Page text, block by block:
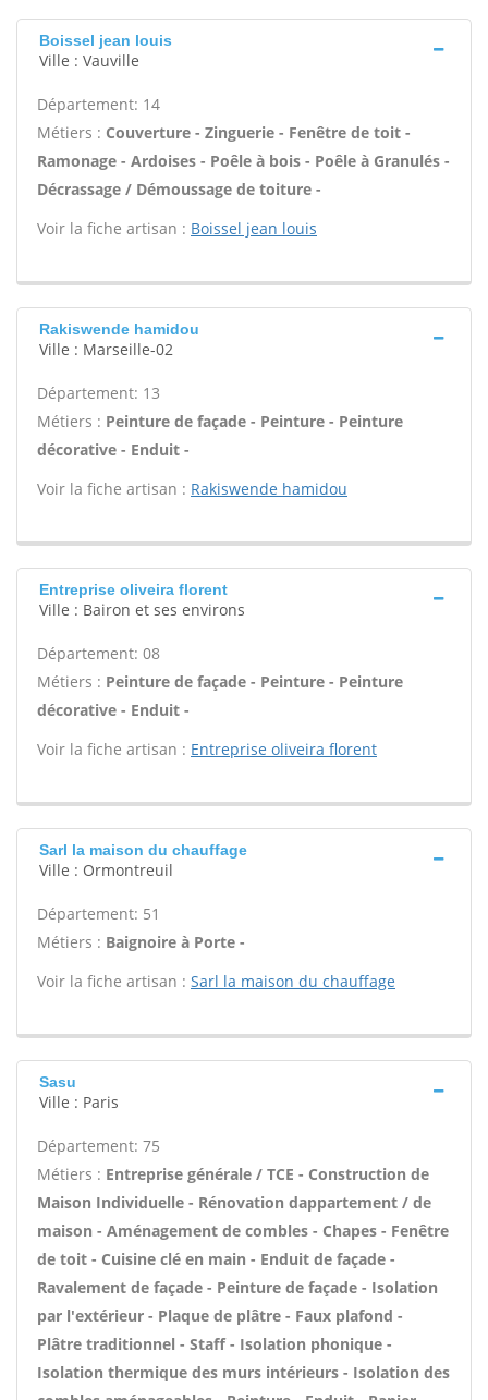
Boissel jean louis
Ville : Vauville
Département: 14
Métiers : Couverture - Zinguerie - Fenêtre de toit -
Ramonage - Ardoises - Poêle à bois - Poêle à Granulés -
Décrassage / Démoussage de toiture -
Voir la fiche artisan : Boissel jean louis
Rakiswende hamidou
Ville : Marseille-02
Département: 13
Métiers : Peinture de façade - Peinture - Peinture
décorative - Enduit -
Voir la fiche artisan : Rakiswende hamidou
Entreprise oliveira florent
Ville : Bairon et ses environs
Département: 08
Métiers : Peinture de façade - Peinture - Peinture
décorative - Enduit -
Voir la fiche artisan : Entreprise oliveira florent
Sarl la maison du chauffage
Ville : Ormontreuil
Département: 51
Métiers : Baignoire à Porte -
Voir la fiche artisan : Sarl la maison du chauffage
Sasu
Ville : Paris
Département: 75
Métiers : Entreprise générale / TCE - Construction de
Maison Individuelle - Rénovation dappartement / de
maison - Aménagement de combles - Chapes - Fenêtre
de toit - Cuisine clé en main - Enduit de façade -
Ravalement de façade - Peinture de façade - Isolation
par l'extérieur - Plaque de plâtre - Faux plafond -
Plâtre traditionnel - Staff - Isolation phonique -
Isolation thermique des murs intérieurs - Isolation des